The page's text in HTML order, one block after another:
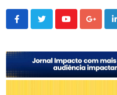
Youtube